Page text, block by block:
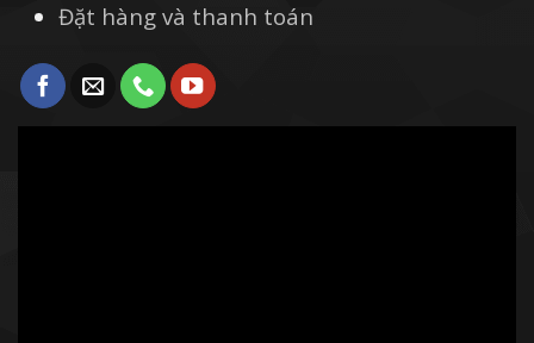
Đặt hàng và thanh toán